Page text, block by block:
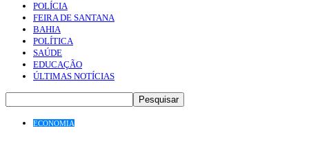
POLÍCIA
FEIRA DE SANTANA
BAHIA
POLÍTICA
SAÚDE
EDUCAÇÃO
ÚLTIMAS NOTÍCIAS
ECONOMIA